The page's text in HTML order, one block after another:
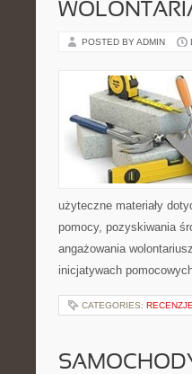
POSTED BY ADMIN
użyteczne materiały
pomocy, pozyskiwania
angażowania
inicjatywach
CATEGORIES: